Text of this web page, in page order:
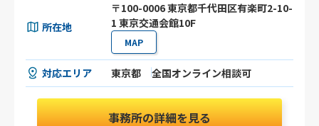
所在地
〒100-0006 東京都千代田区有楽町2-10-
1 東京交通会館10F
MAP
対応エリア 東京都 全国オンライン相談可
事務所の詳細を見る